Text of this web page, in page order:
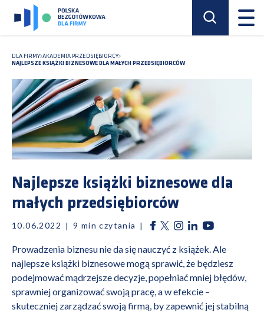
DLA FIRMY AKADEMIA PRZEDSIĘBIORCY
NAJLEPSZE KSIĄŻKI BIZNESOWE DLA MAŁYCH PRZEDSIĘBIORCÓW
Najlepsze książki biznesowe dla
małych przedsiębiorców
10.06.2022 9 min czytania
Prowadzenia biznesu nie da się nauczyć z książek. Ale
najlepsze książki biznesowe mogą sprawić, że będziesz
podejmować mądrzejsze decyzje, popełniać mniej błędów,
sprawniej organizować swoją pracę, a w efekcie –
skuteczniej zarządzać swoją firmą, by zapewnić jej stabilną